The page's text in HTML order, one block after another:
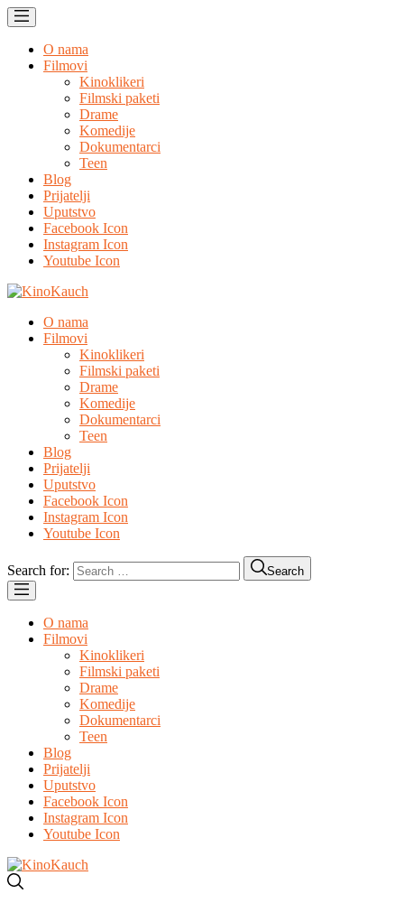
O nama
Filmovi
Kinoklikeri
Filmski paketi
Drame
Komedije
Dokumentarci
Teen
Blog
Prijatelji
Uputstvo
Facebook Icon
Instagram Icon
Youtube Icon
O nama
Filmovi
Kinoklikeri
Filmski paketi
Drame
Komedije
Dokumentarci
Teen
Blog
Prijatelji
Uputstvo
Facebook Icon
Instagram Icon
Youtube Icon
Search for: Search
O nama
Filmovi
Kinoklikeri
Filmski paketi
Drame
Komedije
Dokumentarci
Teen
Blog
Prijatelji
Uputstvo
Facebook Icon
Instagram Icon
Youtube Icon